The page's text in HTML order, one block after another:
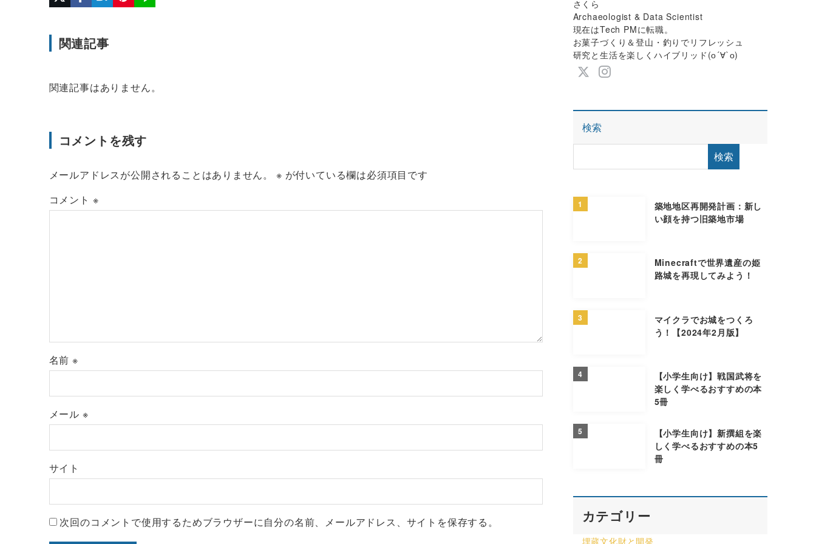
関連記事
関連記事はありません。
コメントを残す
メールアドレスが公開されることはありません。 ※ が付いている欄は必須項目です
コメント ※
名前 ※
メール ※
サイト
次回のコメントで使用するためブラウザーに自分の名前、メールアドレス、サイトを保存する。
さくら
Archaeologist & Data Scientist
現在はTech PMに転職。
お菓子づくり＆登山・釣りでリフレッシュ
研究と生活を楽しくハイブリッド(о´∀`о)
検索
検索
1
築地地区再開発計画：新し
い顔を持つ旧築地市場
2
Minecraftで世界遺産の姫
路城を再現してみよう！
3
マイクラでお城をつくろ
う！【2024年2月版】
4
【小学生向け】戦国武将を
楽しく学べるおすすめの本
5冊
5
【小学生向け】新撰組を楽
しく学べるおすすめの本5
冊
カテゴリー
埋蔵文化財と開発